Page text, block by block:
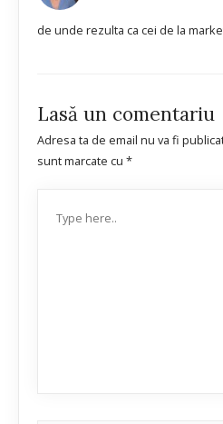
de unde rezulta ca cei de la
Lasă un comentariu
Adresa ta de email nu va fi
sunt marcate cu *